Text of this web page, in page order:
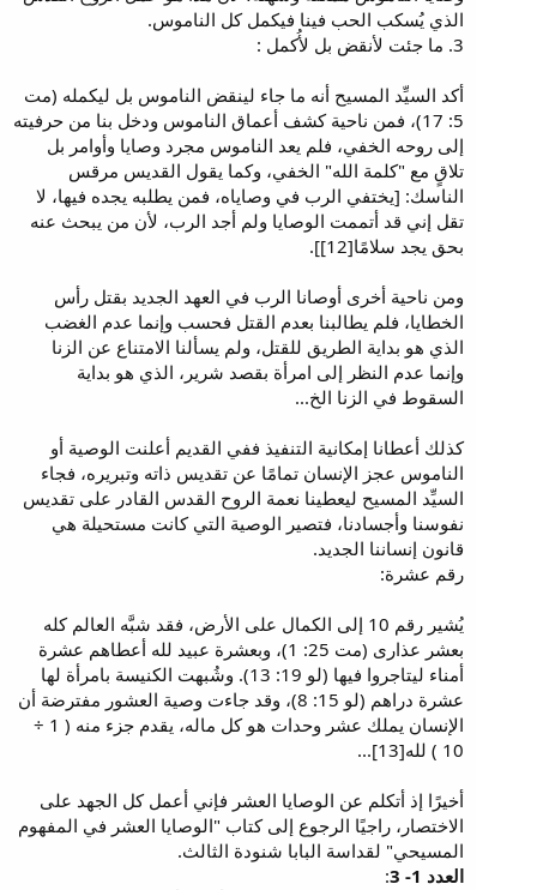
الذي يُسكب الحب فينا فيكمل كل الناموس.
3. ما جئت لأنقض بل لأُكمل :
أكد السيِّد المسيح أنه ما جاء لينقض الناموس بل ليكمله (مت
5: 17)، فمن ناحية كشف أعماق الناموس ودخل بنا من حرفيته
إلى روحه الخفي، فلم يعد الناموس مجرد وصايا وأوامر بل
تلاقٍ مع "كلمة الله" الخفي، وكما يقول القديس مرقس
الناسك: [يختفي الرب في وصاياه، فمن يطلبه يجده فيها، لا
تقل إني قد أتممت الوصايا ولم أجد الرب، لأن من يبحث عنه
بحق يجد سلامًا[12]].
ومن ناحية أخرى أوصانا الرب في العهد الجديد بقتل رأس
الخطايا، فلم يطالبنا بعدم القتل فحسب وإنما عدم الغضب
الذي هو بداية الطريق للقتل، ولم يسألنا الامتناع عن الزنا
وإنما عدم النظر إلى امرأة بقصد شرير، الذي هو بداية
السقوط في الزنا الخ...
كذلك أعطانا إمكانية التنفيذ ففي القديم أعلنت الوصية أو
الناموس عجز الإنسان تمامًا عن تقديس ذاته وتبريره، فجاء
السيِّد المسيح ليعطينا نعمة الروح القدس القادر على تقديس
نفوسنا وأجسادنا، فتصير الوصية التي كانت مستحيلة هي
قانون إنساننا الجديد.
رقم عشرة:
يُشير رقم 10 إلى الكمال على الأرض، فقد شبَّه العالم كله
بعشر عذارى (مت 25: 1)، وبعشرة عبيد لله أعطاهم عشرة
أمناء ليتاجروا فيها (لو 19: 13). وشُبهت الكنيسة بامرأة لها
عشرة دراهم (لو 15: 8)، وقد جاءت وصية العشور مفترضة أن
الإنسان يملك عشر وحدات هو كل ماله، يقدم جزء منه ( 1 ÷
10 ) لله[13]...
أخيرًا إذ أتكلم عن الوصايا العشر فإني أعمل كل الجهد على
الاختصار، راجيًا الرجوع إلى كتاب "الوصايا العشر في المفهوم
المسيحي" لقداسة البابا شنودة الثالث.
العدد 1- 3
: